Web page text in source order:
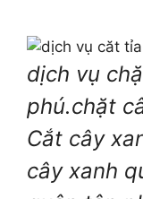
dịch vụ
phú.chặt
Cắt cây
cây xanh